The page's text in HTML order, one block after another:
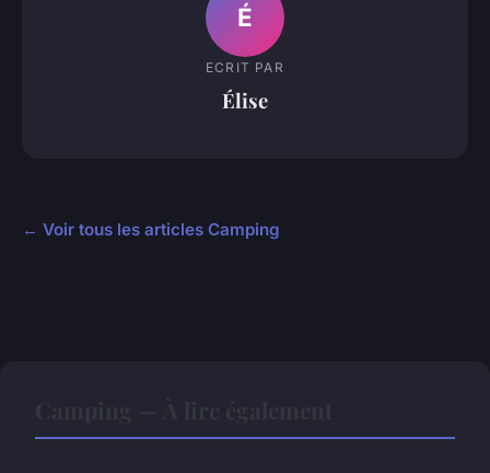
É
ECRIT PAR
Élise
← Voir tous les articles Camping